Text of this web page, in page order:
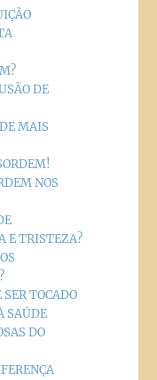
DE
MAIS
NOS
E TRISTEZA?
TOCADO
SAÚDE
DO